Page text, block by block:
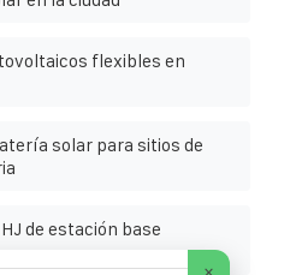
flexibles en
solar para sitios de
de estación base
×